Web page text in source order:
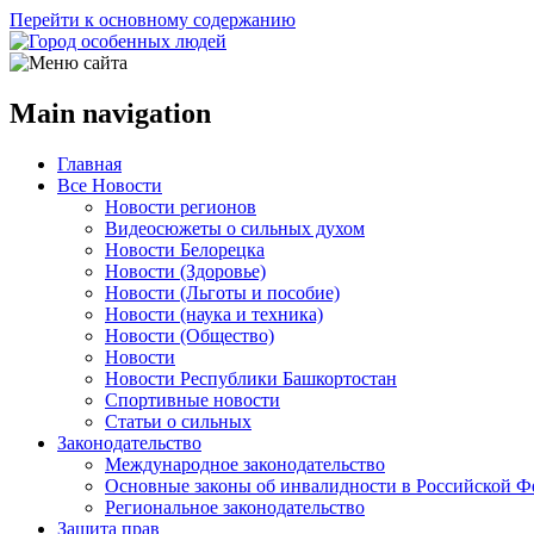
Перейти к основному содержанию
Main navigation
Главная
Все Новости
Новости регионов
Видеосюжеты о сильных духом
Новости Белорецка
Новости (Здоровье)
Новости (Льготы и пособие)
Новости (наука и техника)
Новости (Общество)
Новости
Новости Республики Башкортостан
Спортивные новости
Статьи о сильных
Законодательство
Международное законодательство
Основные законы об инвалидности в Российской
Региональное законодательство
Защита прав